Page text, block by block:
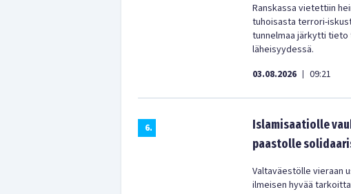
Ranskassa vietettiin
tuhoisasta terrori-
tunnelmaa järkytti
läheisyydessä.
03.08.2026 | 09:21
6.
Islamisaatiolle
paastolle
Valtaväestölle vieraan
ilmeisen hyvää